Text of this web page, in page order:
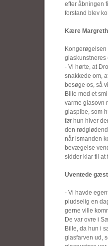
efter åbningen
forstand blev
Kære
glaskunstneres
- Vi hørte, at
snakkede om,
besøge os, så
Bille med et
varme glasovn
glaspibe, som
før hun hiver
den
når ismanden
bevægelse
sidder klar til at
Uventede
- Vi havde
pludselig en
gerne ville
De var ovre i
Bille, da hun i
glasfarven ud,